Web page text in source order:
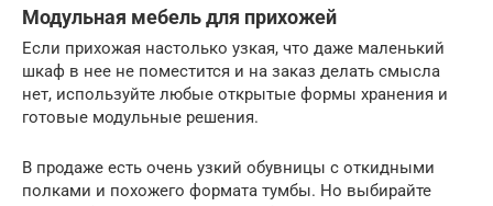
Модульная мебель для прихожей
Если прихожая настолько узкая, что даже маленький
шкаф в нее не поместится и на заказ делать смысла
нет, используйте любые открытые формы хранения и
готовые модульные решения.
В продаже есть очень узкий обувницы с откидными
полками и похожего формата тумбы. Но выбирайте